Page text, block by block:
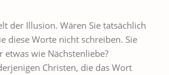
der Illusion. Wären Sie tatsächlich
diese Worte nicht schreiben. Sie
etwas wie Nächstenliebe?
Christen, die das Wort